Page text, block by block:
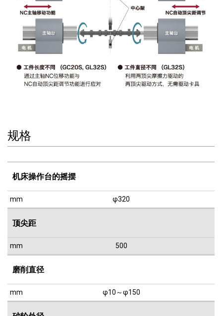
规格
机床操作台的摇摆
mm φ320
顶尖距
mm 500
磨削直径
mm φ10～φ150